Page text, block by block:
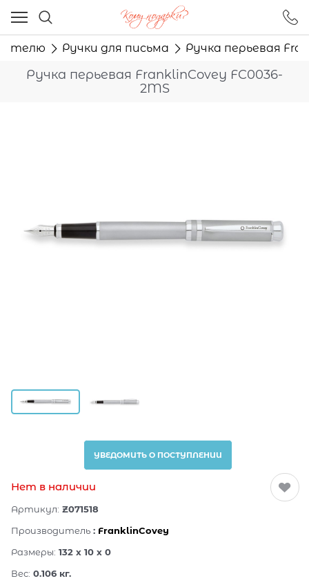
Ручки для письма Ручка перьевая
Ручка перьевая FranklinCovey FC0036-
2MS
УВЕДОМИТЬ О ПОСТУПЛЕНИИ
Нет в наличии
Артикул: Z071518
Производитель : FranklinCovey
Размеры: 132 x 10 x 0
Вес: 0.106 кг.
Ваш город - Москва,
угадали?
ДА НЕТ